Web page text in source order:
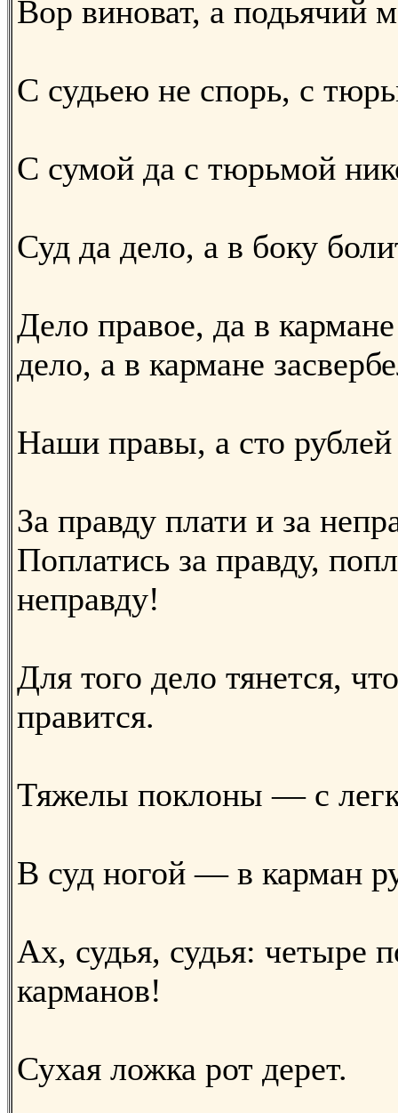
Вор виноват, а подьячий
С судьею не спорь, с
С сумой да с тюрьмой
Суд да дело, а в боку
Дело правое, да в
дело, а в кармане
Наши правы, а сто
За правду плати и за
Поплатись за правду,
неправду!
Для того дело тянется,
правится.
Тяжелы поклоны — с
В суд ногой — в карман
Ах, судья, судья: четыре
карманов!
Сухая ложка рот дерет.